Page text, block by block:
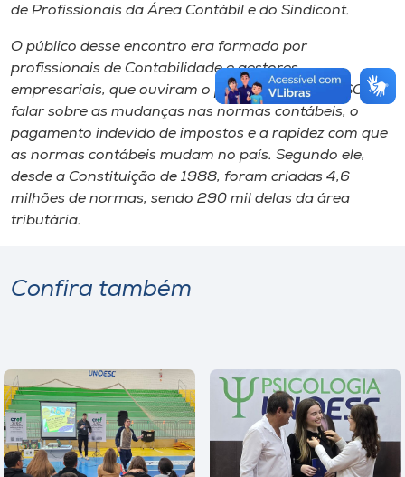
de Profissionais da Área Contábil e do Sindicont.
O público desse encontro era formado por
profissionais de Contabilidade e gestores
empresariais, que ouviram o presidente do CRCSC
falar sobre as mudanças nas normas contábeis, o
pagamento indevido de impostos e a rapidez com que
as normas contábeis mudam no país. Segundo ele,
desde a Constituição de 1988, foram criadas 4,6
milhões de normas, sendo 290 mil delas da área
tributária.
Confira também